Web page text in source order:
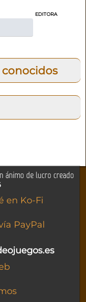
EDITORA
ánimo de lucro creado
en Ko-Fi
PayPal